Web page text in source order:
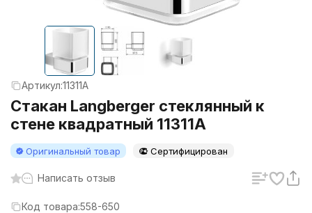
Артикул:11311A
Стакан Langberger стеклянный к
стене квадратный 11311A
Оригинальный товар Сертифицирован
Написать отзыв
Код товара:558-650